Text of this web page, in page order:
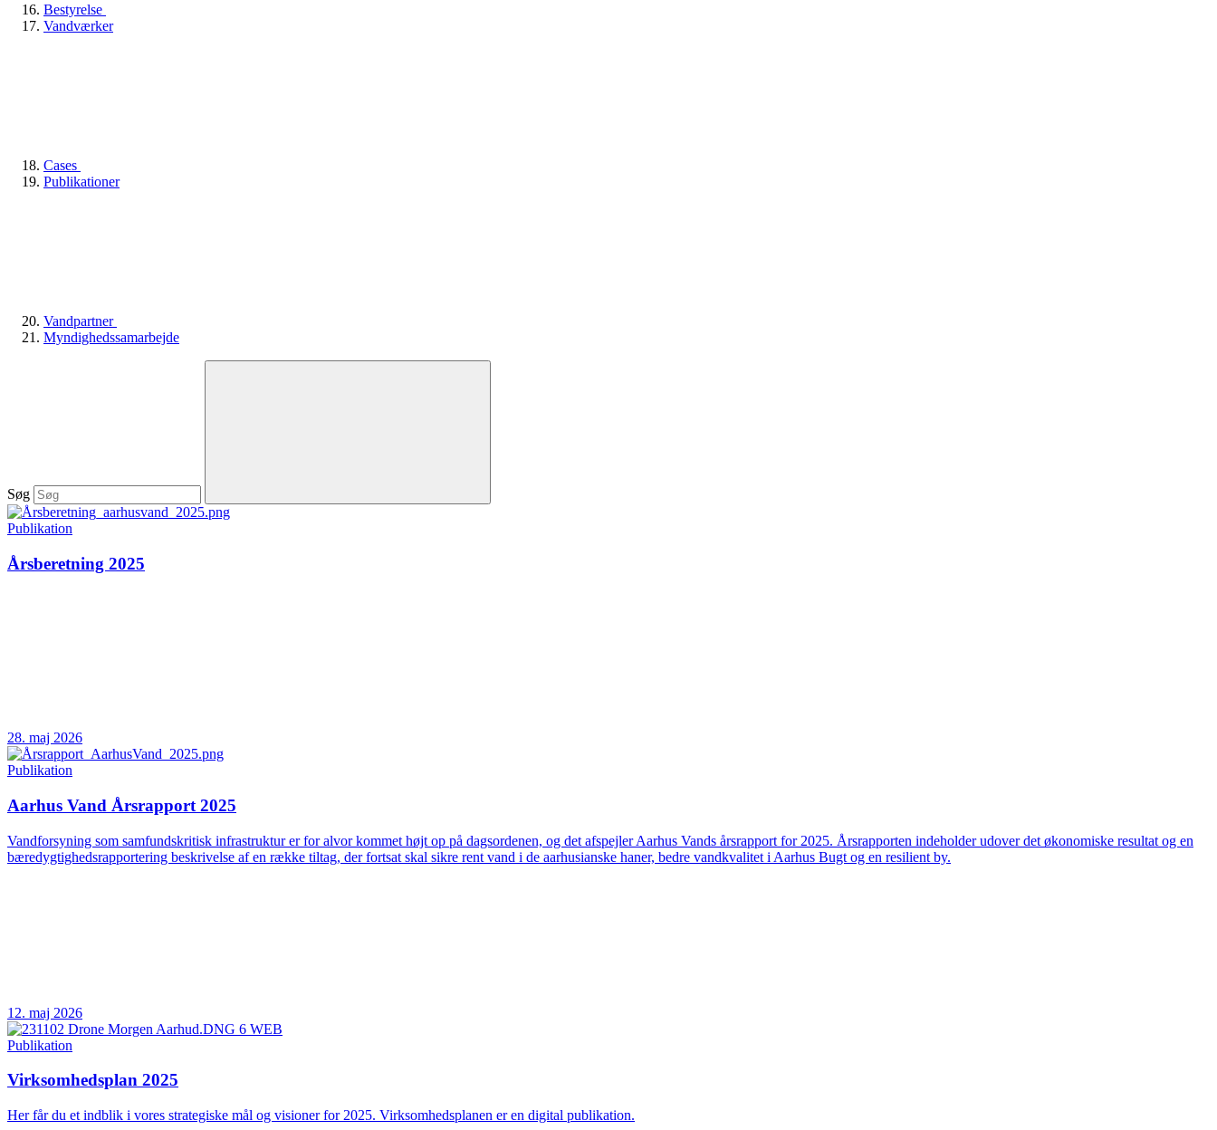
Bestyrelse
Vandværker
Cases
Publikationer
Vandpartner
Myndighedssamarbejde
Søg
Publikation
Årsberetning 2025
28. maj 2026
Publikation
Aarhus Vand Årsrapport 2025
Vandforsyning som samfundskritisk infrastruktur er for alvor kommet højt op på dagsordenen, og det afspejler Aarhus Vands årsrapport for 2025. Årsrapporten indeholder udover det økonomiske resultat og en
bæredygtighedsrapportering beskrivelse af en række tiltag, der fortsat skal sikre rent vand i de aarhusianske haner, bedre vandkvalitet i Aarhus Bugt og en resilient by.
12. maj 2026
Publikation
Virksomhedsplan 2025
Her får du et indblik i vores strategiske mål og visioner for 2025. Virksomhedsplanen er en digital publikation.